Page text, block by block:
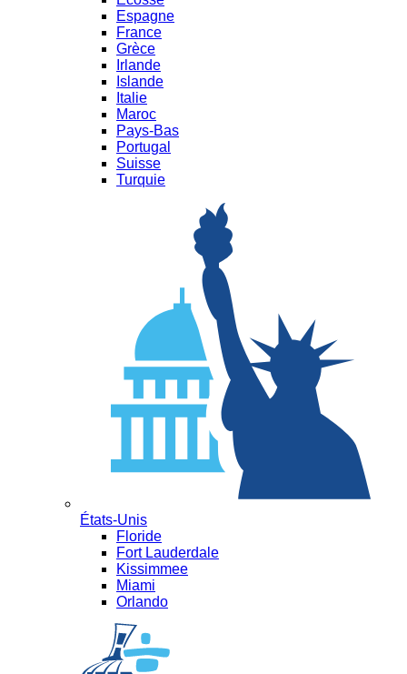
Espagne
France
Grèce
Irlande
Islande
Italie
Maroc
Pays-Bas
Portugal
Suisse
Turquie
États-Unis
Floride
Fort Lauderdale
Kissimmee
Miami
Orlando